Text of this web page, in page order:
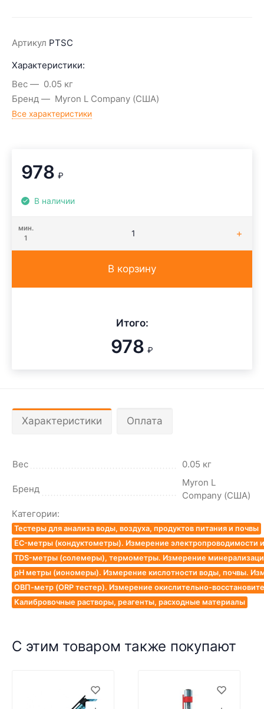
Артикул PTSC
Характеристики:
Вес
0.05 кг
Бренд
Myron L Company (США)
Все характеристики
978 ₽
В наличии
мин.
1
В корзину
Итого:
978 ₽
Характеристики Оплата
Вес 0.05 кг
Бренд
Myron L
Company (США)
Категории:
Тестеры для анализа воды, воздуха, продуктов питания и почвы
EC-метры (кондуктометры). Измерение электропроводимости
TDS-метры (солемеры), термометры. Измерение
pH метры (иономеры). Измерение кислотности воды, почвы.
ОВП-метр (ORP тестер). Измерение окислительно-
Калибровочные растворы, реагенты, расходные материалы
С этим товаром также покупают